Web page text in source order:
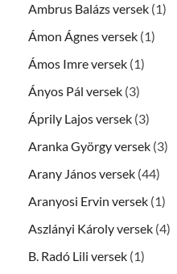
Ambrus Balázs versek (1)
Ámon Ágnes versek (1)
Ámos Imre versek (1)
Ányos Pál versek (3)
Áprily Lajos versek (3)
Aranka György versek (3)
Arany János versek (44)
Aranyosi Ervin versek (1)
Aszlányi Károly versek (4)
B. Radó Lili versek (1)